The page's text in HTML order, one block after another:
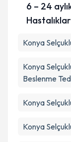
6 – 24
Hastalıklar
Konya
Konya
Beslenme
Konya
Konya